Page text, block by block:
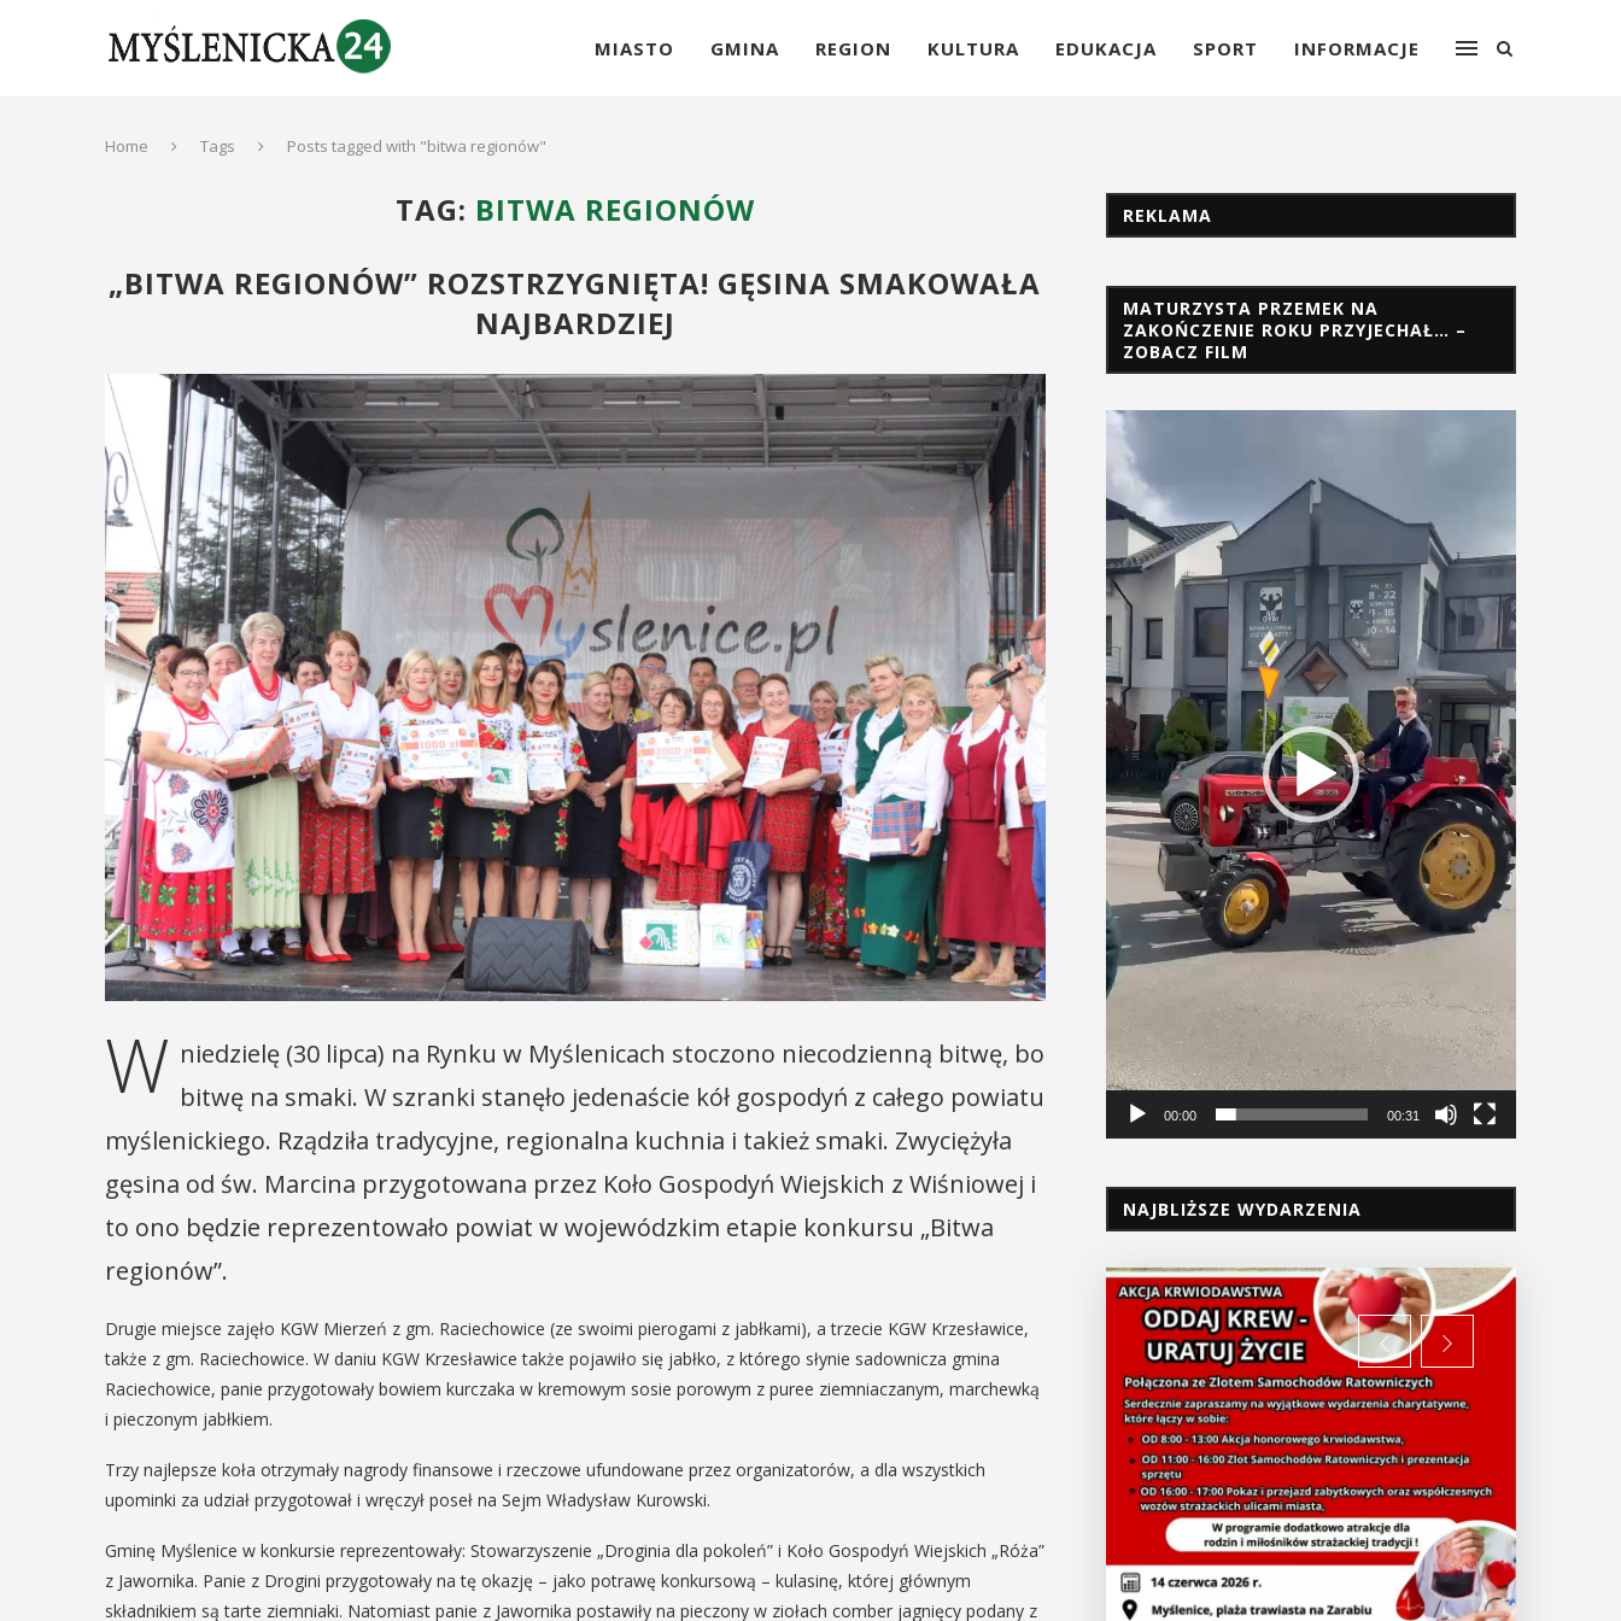
MIASTO GMINA REGION KULTURA EDUKACJA SPORT INFORMACJE
Home Tags Posts tagged with "bitwa regionów"
TAG: BITWA REGIONÓW
„BITWA REGIONÓW” ROZSTRZYGNIĘTA! GĘSINA SMAKOWAŁA
NAJBARDZIEJ
W niedzielę (30 lipca) na Rynku w Myślenicach stoczono niecodzienną bitwę, bo
bitwę na smaki. W szranki stanęło jedenaście kół gospodyń z całego powiatu
myślenickiego. Rządziła tradycyjne, regionalna kuchnia i takież smaki. Zwyciężyła
gęsina od św. Marcina przygotowana przez Koło Gospodyń Wiejskich z Wiśniowej i
to ono będzie reprezentowało powiat w wojewódzkim etapie konkursu „Bitwa
regionów”.
Drugie miejsce zajęło KGW Mierzeń z gm. Raciechowice (ze swoimi pierogami z jabłkami), a trzecie KGW Krzesławice,
także z gm. Raciechowice. W daniu KGW Krzesławice także pojawiło się jabłko, z którego słynie sadownicza gmina
Raciechowice, panie przygotowały bowiem kurczaka w kremowym sosie porowym z puree ziemniaczanym, marchewką
i pieczonym jabłkiem.
Trzy najlepsze koła otrzymały nagrody finansowe i rzeczowe ufundowane przez organizatorów, a dla wszystkich
upominki za udział przygotował i wręczył poseł na Sejm Władysław Kurowski.
Gminę Myślenice w konkursie reprezentowały: Stowarzyszenie „Droginia dla pokoleń” i Koło Gospodyń Wiejskich „Róża”
z Jawornika. Panie z Drogini przygotowały na tę okazję – jako potrawę konkursową – kulasinę, której głównym
składnikiem są tarte ziemniaki. Natomiast panie z Jawornika postawiły na pieczony w ziołach comber jagnięcy podany z
REKLAMA
MATURZYSTA PRZEMEK NA
ZAKOŃCZENIE ROKU PRZYJECHAŁ… –
ZOBACZ FILM
Odtwarzacz
video
00:00 00:31
NAJBLIŻSZE WYDARZENIA